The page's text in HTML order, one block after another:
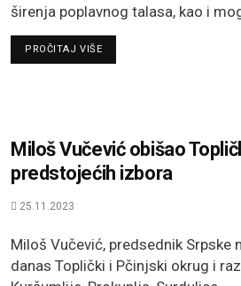
širenja poplavnog talasa, kao i
PROČITAJ VIŠEDETAILS
Miloš Vučević obišao
predstojećih izbora
25.11.2023
Miloš Vučević, predsednik Srpske
danas Toplički i Pčinjski okrug i